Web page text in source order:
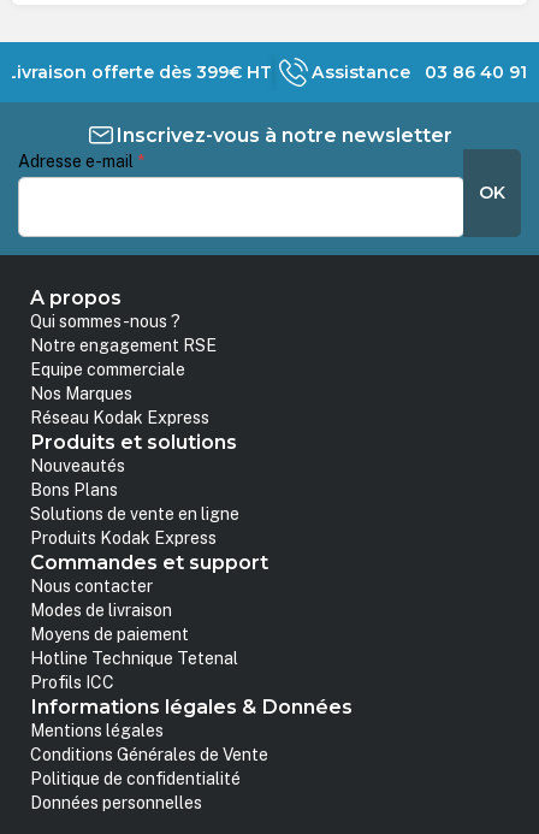
Livraison offerte dès 399€ HT Assistance 03 86 40 91
Inscrivez-vous à notre newsletter
Adresse e-mail *
OK
A propos
Qui sommes-nous ?
Notre engagement RSE
Equipe commerciale
Nos Marques
Réseau Kodak Express
Produits et solutions
Nouveautés
Bons Plans
Solutions de vente en ligne
Produits Kodak Express
Commandes et support
Nous contacter
Modes de livraison
Moyens de paiement
Hotline Technique Tetenal
Profils ICC
Informations légales & Données
Mentions légales
Conditions Générales de Vente
Politique de confidentialité
Données personnelles